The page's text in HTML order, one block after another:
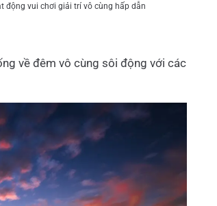
động vui chơi giải trí vô cùng hấp dẫn
về đêm vô cùng sôi động với các